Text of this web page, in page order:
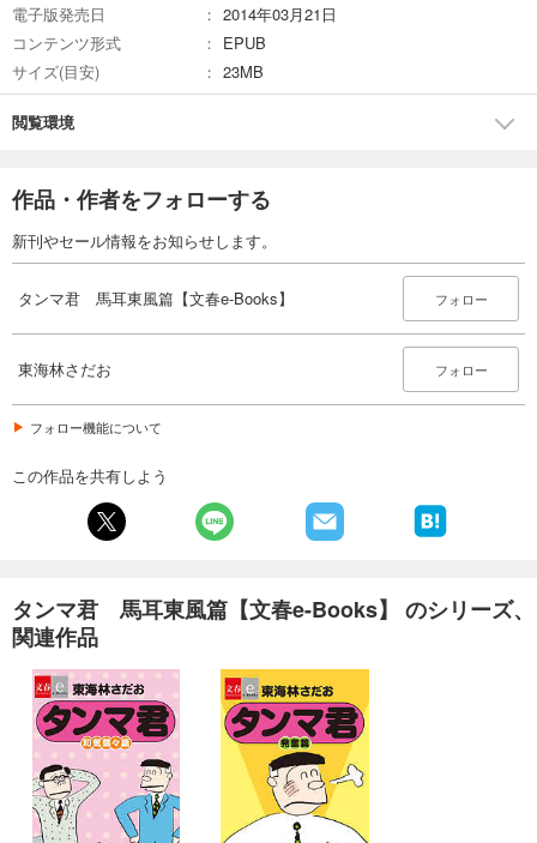
電子版発売日
2014年03月21日
コンテンツ形式
EPUB
サイズ(目安)
23MB
閲覧環境
作品・作者をフォローする
新刊やセール情報をお知らせします。
タンマ君 馬耳東風篇【文春e-Books】 フォロー
東海林さだお フォロー
フォロー機能について
この作品を共有しよう
タンマ君 馬耳東風篇【文春e-Books】 のシリーズ、
関連作品